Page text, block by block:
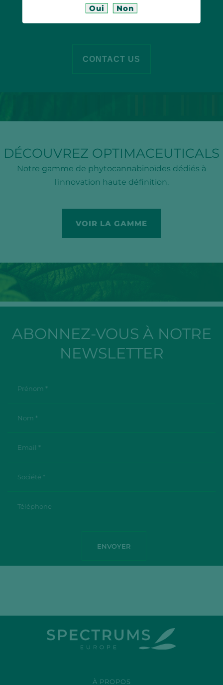
TELL US WHAT YOU NEED
CONTACT US
DÉCOUVREZ OPTIMACEUTICALS
Notre gamme de phytocannabinoïdes dédiés à
l'innovation haute définition.
VOIR LA GAMME
ABONNEZ-VOUS À NOTRE
NEWSLETTER
À PROPOS
Oui Non